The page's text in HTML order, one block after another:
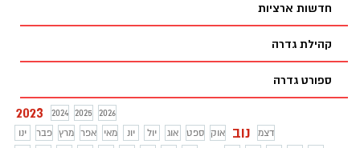
בכל העולם
חדשות ארציות
קהילת גדרה
ספורט גדרה
2023 2024 2025
2026
ינו
פבר מרץ אפר מאי יונ יול אוג ספט אוק נוב
דצמ